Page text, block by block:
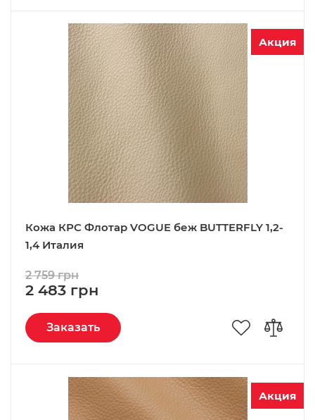
Акция
Кожа КРС Флотар VOGUE беж BUTTERFLY 1,2-
1,4 Италия
2 483 грн
2 759 грн
Заказать
Акция